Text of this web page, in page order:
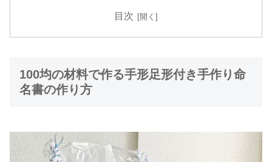
目次
100均の材料で作る手形足形付き手作り命
名書の作り方